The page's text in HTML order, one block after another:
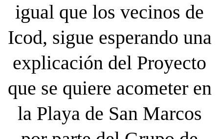
igual que los vecinos de
Icod, sigue esperando una
explicación del Proyecto
que se quiere acometer en
la Playa de San Marcos